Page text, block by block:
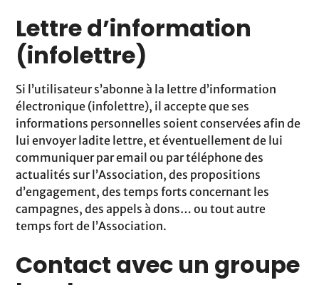
Lettre d’information
(infolettre)
Si l’utilisateur s’abonne à la lettre d’information
électronique (infolettre), il accepte que ses
informations personnelles soient conservées afin de
lui envoyer ladite lettre, et éventuellement de lui
communiquer par email ou par téléphone des
actualités sur l’Association, des propositions
d’engagement, des temps forts concernant les
campagnes, des appels à dons… ou tout autre
temps fort de l’Association.
Contact avec un groupe